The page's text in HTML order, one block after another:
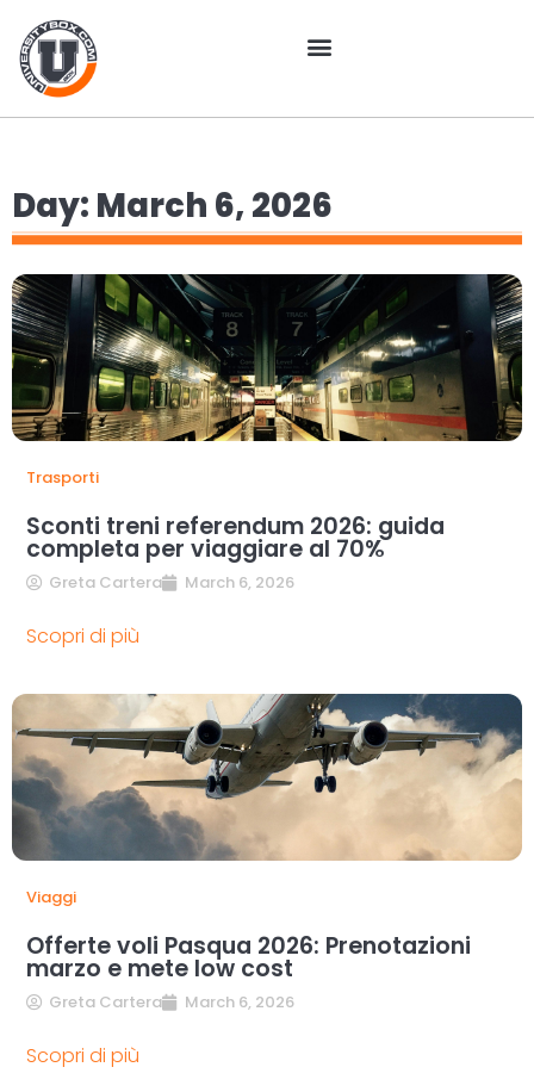
Day: March 6, 2026
Trasporti
Sconti treni referendum 2026: guida
completa per viaggiare al 70%
Greta Cartera March 6, 2026
Scopri di più
Viaggi
Offerte voli Pasqua 2026: Prenotazioni
marzo e mete low cost
Greta Cartera March 6, 2026
Scopri di più